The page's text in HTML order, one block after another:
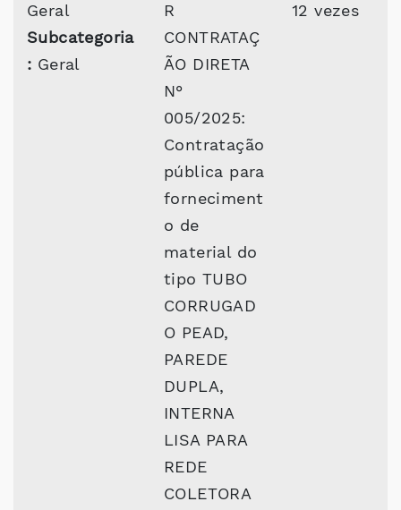
Geral
Subcategoria
: Geral
R
CONTRATAÇ
ÃO DIRETA
N°
005/2025:
Contratação
pública para
forneciment
o de
material do
tipo TUBO
CORRUGAD
O PEAD,
PAREDE
DUPLA,
INTERNA
LISA PARA
REDE
COLETORA
12 vezes